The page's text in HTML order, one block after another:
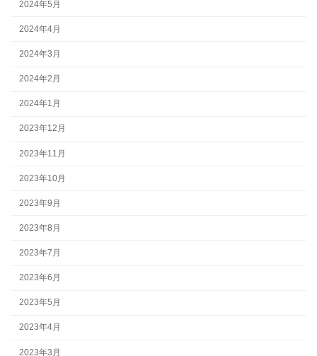
2024年5月
2024年4月
2024年3月
2024年2月
2024年1月
2023年12月
2023年11月
2023年10月
2023年9月
2023年8月
2023年7月
2023年6月
2023年5月
2023年4月
2023年3月